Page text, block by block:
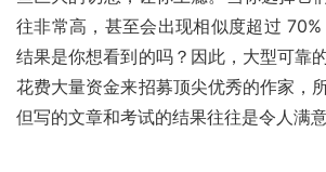
往非常高，甚至会出现相似度超过
结果是你想看到的吗？因此，大型可靠
花费大量资金来招募顶尖优秀的作家，
但写的文章和考试的结果往往是令人满意